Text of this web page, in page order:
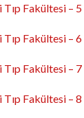
Fakültesi – 5
Fakültesi – 6
Fakültesi – 7
Fakültesi – 8